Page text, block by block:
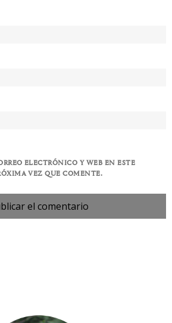
ELECTRÓNICO Y WEB EN ESTE
VEZ QUE COMENTE.